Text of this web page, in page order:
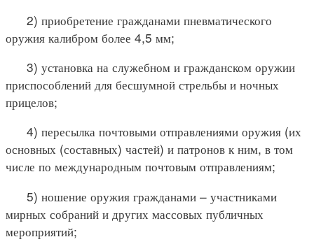
2) приобретение гражданами пневматического
оружия калибром более 4,5 мм;
3) установка на служебном и гражданском оружии
приспособлений для бесшумной стрельбы и ночных
прицелов;
4) пересылка почтовыми отправлениями оружия (их
основных (составных) частей) и патронов к ним, в том
числе по международным почтовым отправлениям;
5) ношение оружия гражданами – участниками
мирных собраний и других массовых публичных
мероприятий;